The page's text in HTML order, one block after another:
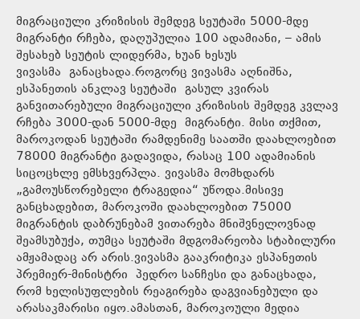
მიგრაციული კრიზისის შემდეგ სეუტაში 5000-მდე
მიგრანტი რჩება, დაღუპულია 100 ადამიანი, – ამის
შესახებ სეუტის ლიდერმა, ხუან ხესუს
ვივასმა განაცხადა.როგორც ვივასმა აღნიშნა,
ესპანეთის ანკლავ სეუტაში გასულ კვირას
განვითარებული მიგრაციული კრიზისის შემდეგ კვლავ
რჩება 3000-დან 5000-მდე მიგრანტი. მისი თქმით,
მაროკოდან სეუტაში რამდენიმე საათში დაახლოებით
78000 მიგრანტი გადავიდა, რასაც 100 ადამიანის
სიცოცხლე ემსხვერპლა. ვივასმა მომხდარს
„გამოუსწორებელი ტრაგედია“ უწოდა.მისივე
განცხადებით, მაროკოში დაახლოებით 75000
მიგრანტის დაბრუნებამ ვითარება მნიშვნელოვნად
შეამსუბუქა, თუმცა სეუტაში მდგომარეობა სტაბილური
ამჟამადაც არ არის.ვივასმა გააკრიტიკა ესპანეთის
პრემიერ-მინისტრი პედრო სანჩესი და განაცხადა,
რომ ხელისუფლების რეაგირება დაგვიანებული და
არასაკმარისი იყო.ამასთან, მაროკოული მედია